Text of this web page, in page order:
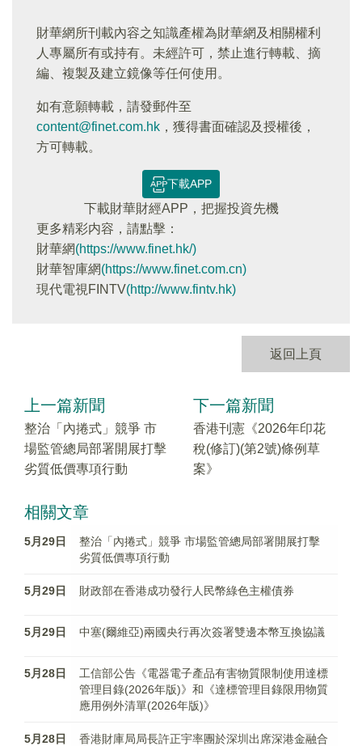
財華網所刊載內容之知識產權為財華網及相關權利
人專屬所有或持有。未經許可，禁止進行轉載、摘
編、複製及建立鏡像等任何使用。
如有意願轉載，請發郵件至
content@finet.com.hk ，獲得書面確認及授權後，
方可轉載。
下載APP
下載財華財經APP，把握投資先機
更多精彩内容，請點擊：
財華網(https://www.finet.hk/)
財華智庫網(https://www.finet.com.cn)
現代電視FINTV(http://www.fintv.hk)
返回上頁
上一篇新聞
整治「內捲式」競爭 市
場監管總局部署開展打擊
劣質低價專項行動
下一篇新聞
香港刊憲《2026年印花
稅(修訂)(第2號)條例草
案》
相關文章
5月29日
整治「內捲式」競爭 市場監管總局部署開展打擊
劣質低價專項行動
5月29日 財政部在香港成功發行人民幣綠色主權債券
5月29日 中塞(爾維亞)兩國央行再次簽署雙邊本幣互換協議
5月28日
工信部公告《電器電子產品有害物質限制使用達標
管理目錄(2026年版)》和《達標管理目錄限用物質
應用例外清單(2026年版)》
5月28日
香港財庫局局長許正宇率團於深圳出席深港金融合